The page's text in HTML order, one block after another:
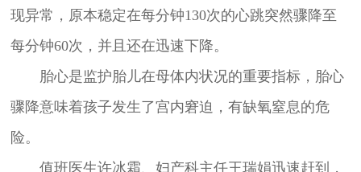
现异常，原本稳定在每分钟130次的心跳突然骤降至
每分钟60次，并且还在迅速下降。
胎心是监护胎儿在母体内状况的重要指标，胎心
骤降意味着孩子发生了宫内窘迫，有缺氧窒息的危
险。
值班医生许冰霜、妇产科主任王瑞娟迅速赶到，